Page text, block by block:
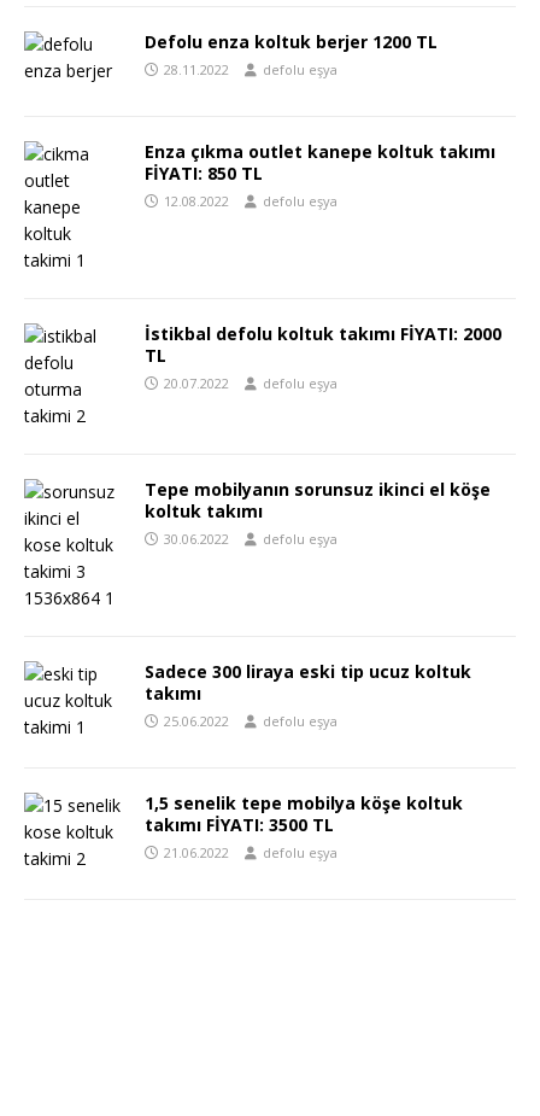
Defolu enza koltuk berjer 1200 TL
28.11.2022 defolu eşya
Enza çıkma outlet kanepe koltuk takımı
FİYATI: 850 TL
12.08.2022 defolu eşya
İstikbal defolu koltuk takımı FİYATI: 2000
TL
20.07.2022 defolu eşya
Tepe mobilyanın sorunsuz ikinci el köşe
koltuk takımı
30.06.2022 defolu eşya
Sadece 300 liraya eski tip ucuz koltuk
takımı
25.06.2022 defolu eşya
1,5 senelik tepe mobilya köşe koltuk
takımı FİYATI: 3500 TL
21.06.2022 defolu eşya